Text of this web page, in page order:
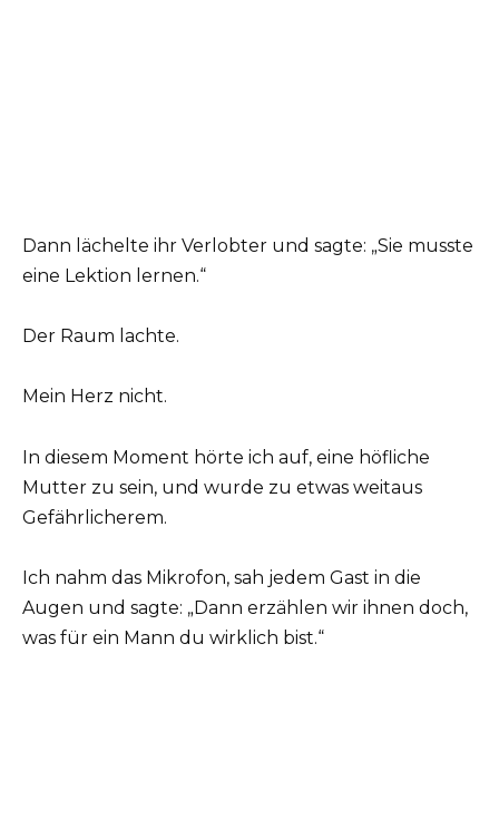
Dann lächelte ihr Verlobter und sagte: „Sie musste
eine Lektion lernen.“
Der Raum lachte.
Mein Herz nicht.
In diesem Moment hörte ich auf, eine höfliche
Mutter zu sein, und wurde zu etwas weitaus
Gefährlicherem.
Ich nahm das Mikrofon, sah jedem Gast in die
Augen und sagte: „Dann erzählen wir ihnen doch,
was für ein Mann du wirklich bist.“